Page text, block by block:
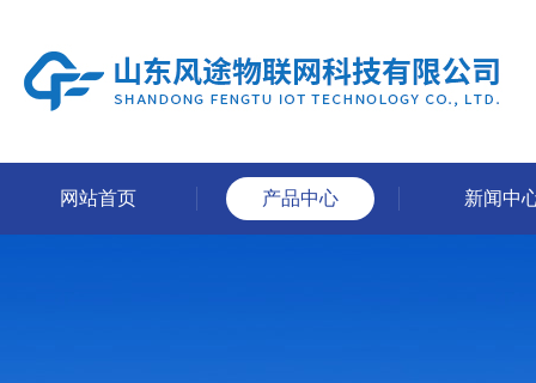
网站首页 产品中心 新闻中